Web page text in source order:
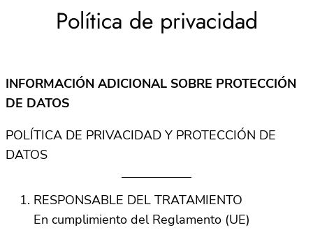
Política de privacidad
INFORMACIÓN ADICIONAL SOBRE PROTECCIÓN
DE DATOS
POLÍTICA DE PRIVACIDAD Y PROTECCIÓN DE
DATOS
RESPONSABLE DEL TRATAMIENTO
En cumplimiento del Reglamento (UE)